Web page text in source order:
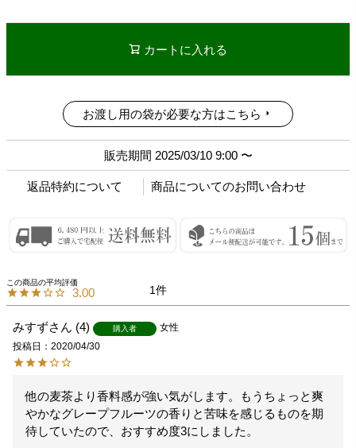
カートに入れる
お渡し用の袋が必要な方はこちら
販売期間 2025/03/10 9:00 〜
返品特約について 商品についてのお問い合わせ
3.00 1
みすず 4 購入者
女性
投稿日
2020/04/30
他の麦茶より香料感が強い気がします。もうちょっと爽
やかなグレープフルーツの香りと苦味を感じるものを期
待していたので、おすすめ度3にしました。